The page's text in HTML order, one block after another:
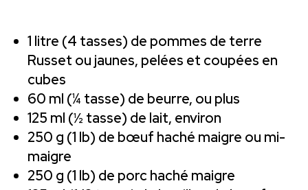
1 litre (4 tasses) de pommes de terre
Russet ou jaunes, pelées et coupées en
cubes
60 ml (¼ tasse) de beurre, ou plus
125 ml (½ tasse) de lait, environ
250 g (1 lb) de bœuf haché maigre ou mi-
maigre
250 g (1 lb) de porc haché maigre